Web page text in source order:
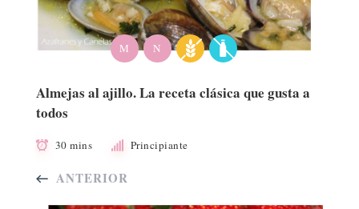
M N
Almejas al ajillo. La receta clásica que gusta a
todos
30 mins Principiante
ANTERIOR